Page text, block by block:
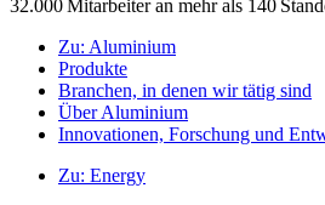
32.000 Mitarbeiter an mehr als 140
Zu: Aluminium
Produkte
Branchen, in denen wir tätig sind
Über Aluminium
Innovationen, Forschung und
Zu: Energy